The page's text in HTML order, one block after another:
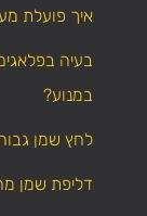
איך פועלת
בעיה
במנוע?
לחץ שמן
דליפת שמן